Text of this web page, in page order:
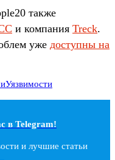
также
и компания Treck.
уже доступны на
Уязвимости
в Telegram!
и лучшие статьи